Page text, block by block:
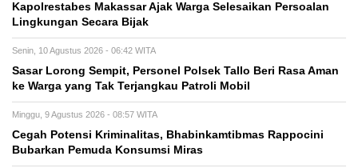
Kapolrestabes Makassar Ajak Warga Selesaikan Persoalan
Lingkungan Secara Bijak
Senin, 10 Agustus 2026 - 06:42 WITA
Sasar Lorong Sempit, Personel Polsek Tallo Beri Rasa Aman
ke Warga yang Tak Terjangkau Patroli Mobil
Minggu, 9 Agustus 2026 - 08:57 WITA
Cegah Potensi Kriminalitas, Bhabinkamtibmas Rappocini
Bubarkan Pemuda Konsumsi Miras